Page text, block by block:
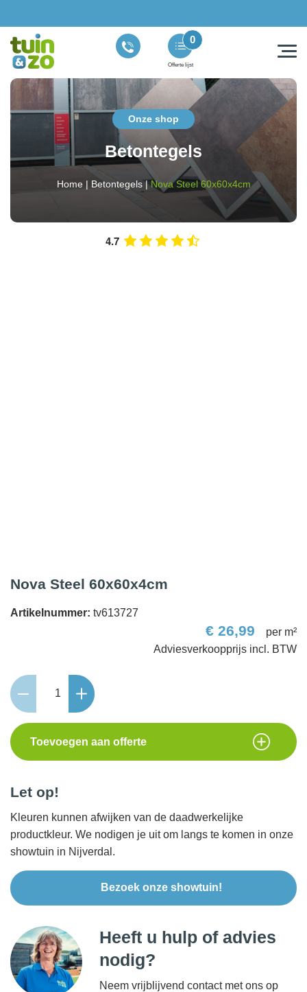
Offerte lijst
0
Onze shop
Betontegels
Home| Betontegels|Nova Steel 60x60x4cm
4.7
Nova Steel 60x60x4cm
Artikelnummer: tv613727
€ 26,99 per m²
Nova
Steel
aantal
Toevoegen aan offerte
Let op!
Kleuren kunnen afwijken van de daadwerkelijke
productkleur. We nodigen je uit om langs te komen in onze
showtuin in Nijverdal.
Bezoek onze showtuin!
Heeft u hulp of advies
nodig?
Neem vrijblijvend contact met ons op